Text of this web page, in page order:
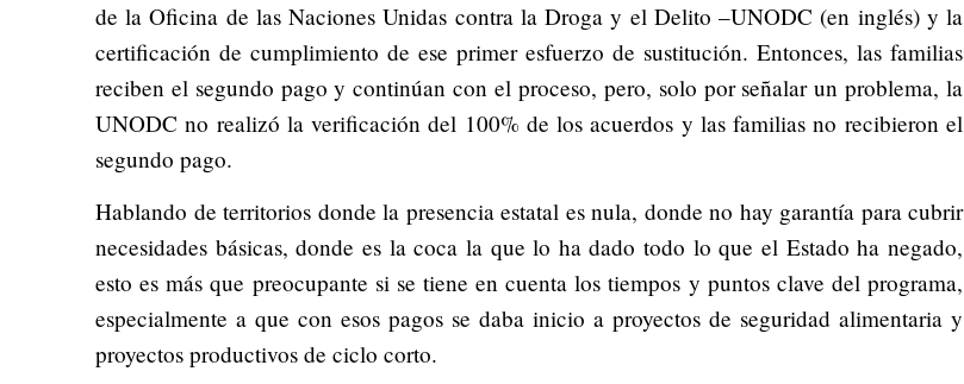
de la Oficina de las Naciones Unidas contra la Droga y el Delito –UNODC (en inglés) y la
certificación de cumplimiento de ese primer esfuerzo de sustitución. Entonces, las familias
reciben el segundo pago y continúan con el proceso, pero, solo por señalar un problema, la
UNODC no realizó la verificación del 100% de los acuerdos y las familias no recibieron el
segundo pago.
Hablando de territorios donde la presencia estatal es nula, donde no hay garantía para cubrir
necesidades básicas, donde es la coca la que lo ha dado todo lo que el Estado ha negado,
esto es más que preocupante si se tiene en cuenta los tiempos y puntos clave del programa,
especialmente a que con esos pagos se daba inicio a proyectos de seguridad alimentaria y
proyectos productivos de ciclo corto.